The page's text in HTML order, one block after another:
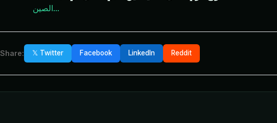
الصين...
Share: 𝕏 Twitter Facebook LinkedIn Reddit